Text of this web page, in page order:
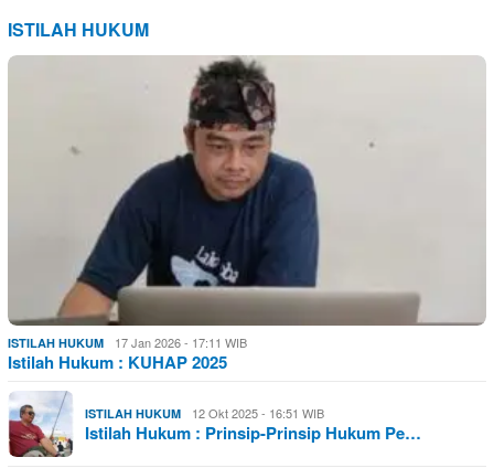
ISTILAH HUKUM
ISTILAH HUKUM 17 Jan 2026 - 17:11 WIB
Istilah Hukum : KUHAP 2025
ISTILAH HUKUM 12 Okt 2025 - 16:51 WIB
Istilah Hukum : Prinsip-Prinsip Hukum Pe…